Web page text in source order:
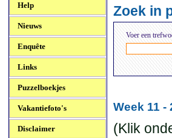
Help
Nieuws
Enquête
Links
Puzzelboekjes
Vakantiefoto's
Disclaimer
Zoek in
Voer een
Week 11 -
(Klik